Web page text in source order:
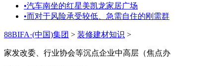
•汽车南坐的红星美凯龙家居广场
•而对于风险承受较低、急需自住的刚需群
88BIFA·(中国)集团 > 装修建材知识 >
家发改委、行业协会等沉点企业中高层（焦点办